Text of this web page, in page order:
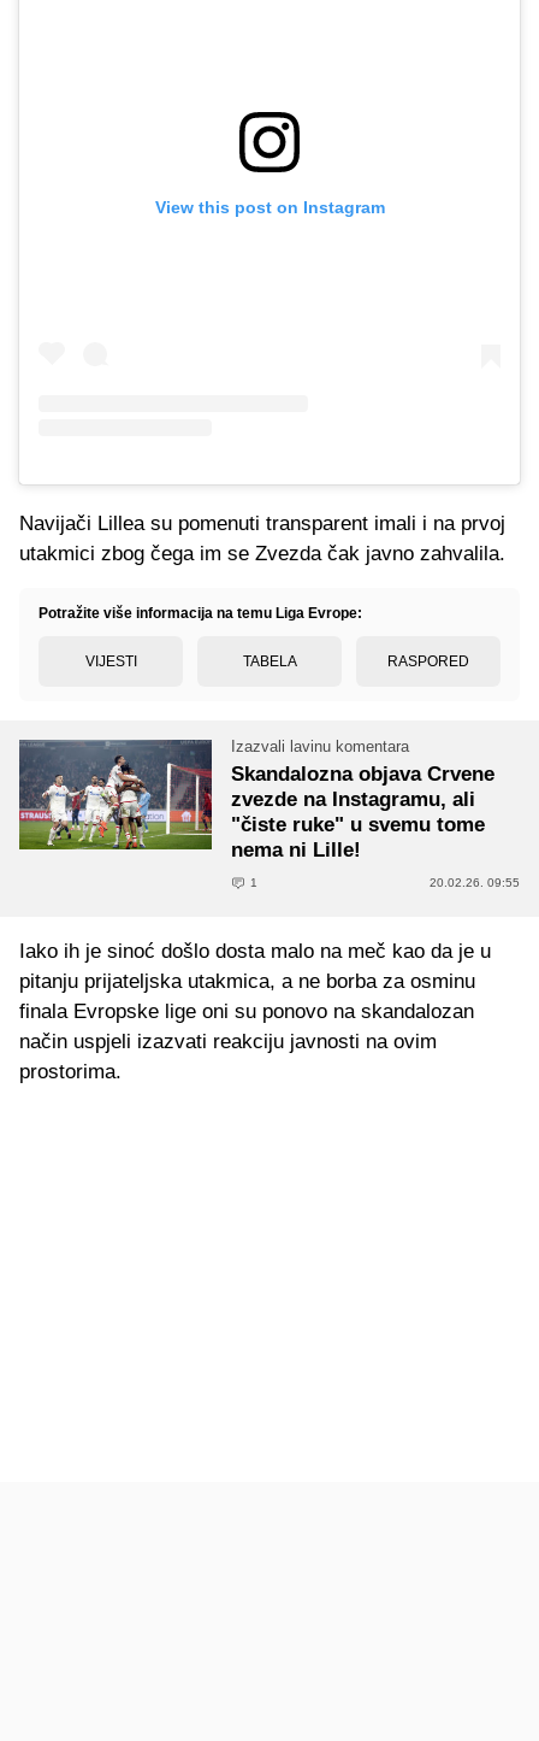
View this post on Instagram
Navijači Lillea su pomenuti transparent imali i na prvoj
utakmici zbog čega im se Zvezda čak javno zahvalila.
Potražite više informacija na temu Liga Evrope:
VIJESTI TABELA RASPORED
Izazvali lavinu komentara
Skandalozna objava Crvene
zvezde na Instagramu, ali
"čiste ruke" u svemu tome
nema ni Lille!
1 20.02.26. 09:55
Iako ih je sinoć došlo dosta malo na meč kao da je u
pitanju prijateljska utakmica, a ne borba za osminu
finala Evropske lige oni su ponovo na skandalozan
način uspjeli izazvati reakciju javnosti na ovim
prostorima.